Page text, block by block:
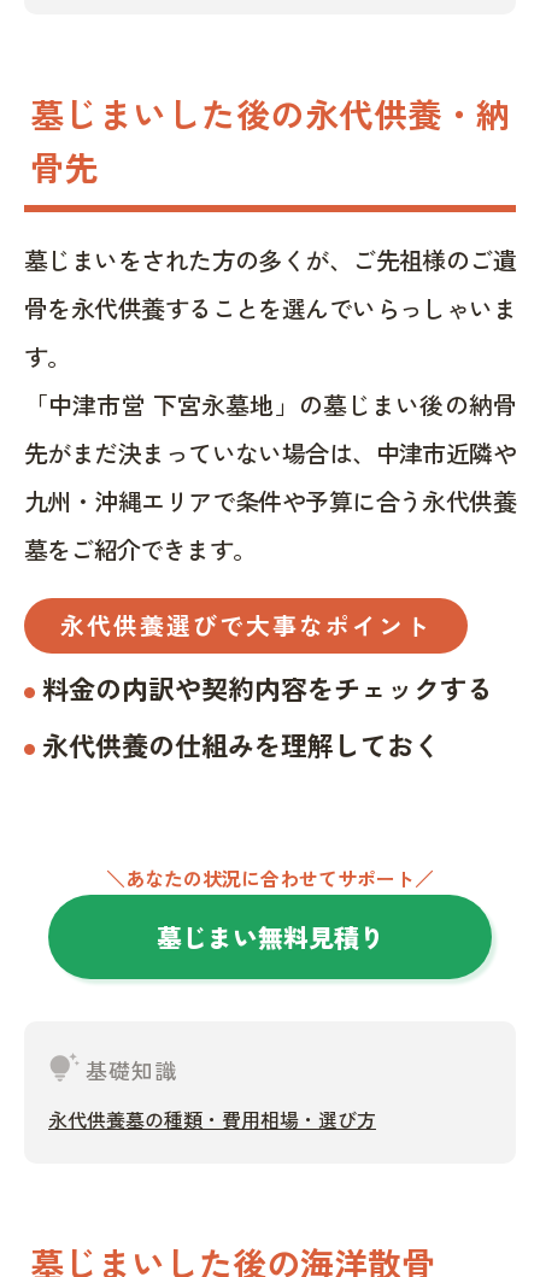
墓じまいした後の永代供養・納
骨先
墓じまいをされた方の多くが、ご先祖様のご遺
骨を永代供養することを選んでいらっしゃいま
す。
「中津市営 下宮永墓地」の墓じまい後の納骨
先がまだ決まっていない場合は、中津市近隣や
九州・沖縄エリアで条件や予算に合う永代供養
墓をご紹介できます。
永代供養選びで大事なポイント
料金の内訳や契約内容をチェックする
永代供養の仕組みを理解しておく
＼あなたの状況に合わせてサポート／
墓じまい無料見積り
tips_and_updates基礎知識
永代供養墓の種類・費用相場・選び方
墓じまいした後の海洋散骨